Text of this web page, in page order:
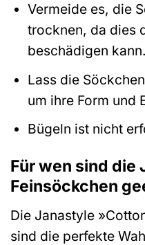
Vermeide es, die
trocknen, da dies
beschädigen kann.
Lass die
um ihre Form und
Bügeln ist nicht
Für wen sind die
Feinsöckchen
Die Janastyle
sind die perfekte